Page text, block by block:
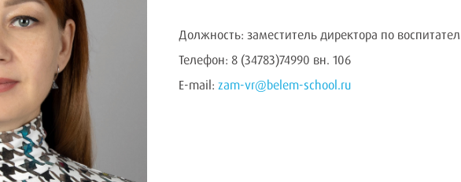
Должность: заместитель директора по
Телефон: 8 (34783)74990 вн. 106
E-mail: zam-vr@belem-school.ru